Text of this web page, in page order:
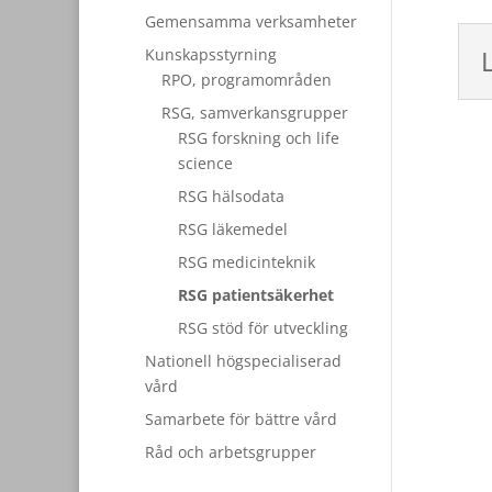
Gemensamma verksamheter
Kunskapsstyrning
RPO, programområden
RSG, samverkansgrupper
RSG forskning och life
science
RSG hälsodata
RSG läkemedel
RSG medicinteknik
RSG patientsäkerhet
RSG stöd för utveckling
Nationell högspecialiserad
vård
Samarbete för bättre vård
Råd och arbetsgrupper